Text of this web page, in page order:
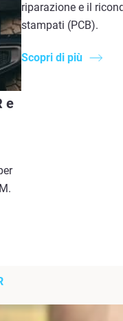
e
riparazione e il
stampati (PCB).
Scopri di più